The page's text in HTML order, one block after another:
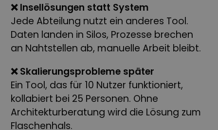
❌ Insellösungen statt System
Jede Abteilung nutzt ein anderes Tool.
Daten landen in Silos, Prozesse brechen
an Nahtstellen ab, manuelle Arbeit bleibt.
❌ Skalierungsprobleme später
Ein Tool, das für 10 Nutzer funktioniert,
kollabiert bei 25 Personen. Ohne
Architekturberatung wird die Lösung zum
Flaschenhals.